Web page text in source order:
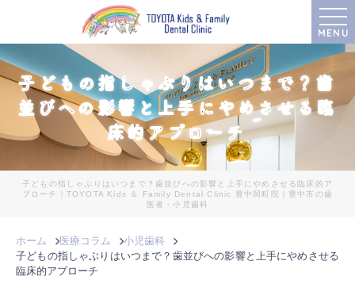
MENU
子どもの指しゃぶりはいつまで？歯
並びへの影響と上手にやめさせる臨
床的アプローチ
子どもの指しゃぶりはいつまで？歯並びへの影響と上手にやめさせる臨床的ア
プローチ｜TOYOTA Kids ＆ Family Dental Clinic 豊中岡町院｜豊中市の歯
医者・小児歯科
ホーム 医療コラム
小児歯科
子どもの指しゃぶりはいつまで？歯並びへの影響と上手にやめさせる
臨床的アプローチ